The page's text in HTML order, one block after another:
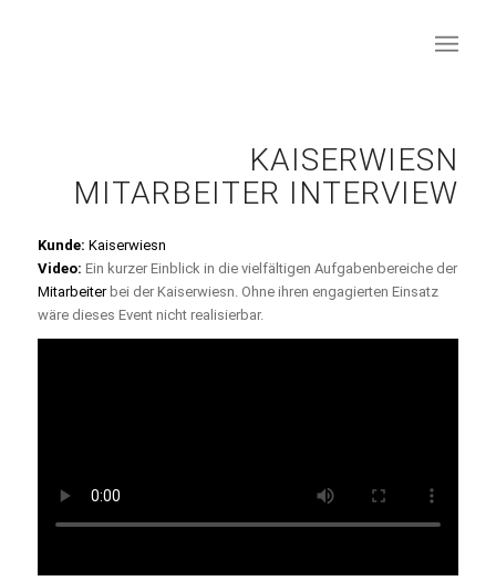
KAISERWIESN
MITARBEITER INTERVIEW
Kunde: Kaiserwiesn
Video: Ein kurzer Einblick in die vielfältigen Aufgabenbereiche der
Mitarbeiterbei der Kaiserwiesn. Ohne ihren engagierten Einsatz
wäre dieses Event nicht realisierbar.